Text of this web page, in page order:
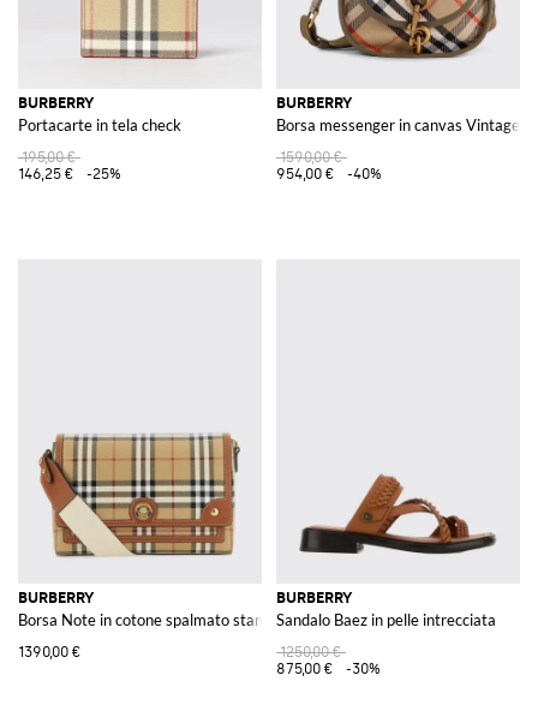
BURBERRY
Portacarte in tela check
195,00 €
146,25 €
-25%
BURBERRY
Borsa messenger in canvas Vintage
1590,00 €
954,00 €
-40%
BURBERRY
Borsa Note in cotone spalmato stampa Vintage Check
1390,00 €
BURBERRY
Sandalo Baez in pelle intrecciata
1250,00 €
875,00 €
-30%